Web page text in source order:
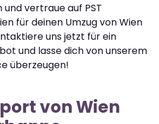
vertraue auf PST
für deinen Umzug von Wien
uns jetzt für ein
und lasse dich von unserem
überzeugen!
von Wien